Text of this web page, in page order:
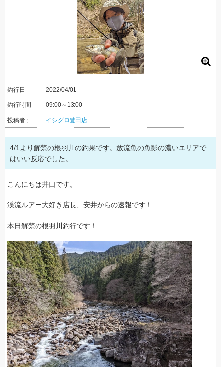
釣行日 2022/04/01
釣行時間 09:00～13:00
投稿者 イシグロ豊田店
4/1より解禁の根羽川の釣果です。放流魚の魚影の濃いエリアで
はいい反応でした。
こんにちは井口です。
渓流ルアー大好き店長、安井からの速報です！
本日解禁の根羽川釣行です！